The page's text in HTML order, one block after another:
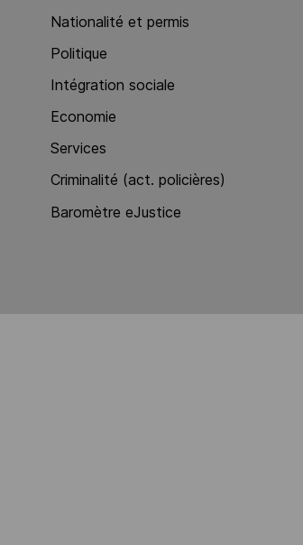
Nationalité et permis
Politique
Intégration sociale
Economie
Services
Criminalité (act. policières)
Baromètre eJustice